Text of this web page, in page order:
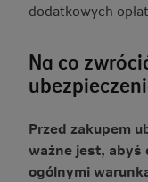
dodatkowych
Na co
Przed zakupem
ważne jest, abyś
ogólnymi